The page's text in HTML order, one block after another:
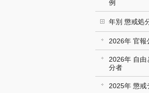
例
年別 懲戒処
2026年 官報
2026年 自由
分者
2025年 懲戒